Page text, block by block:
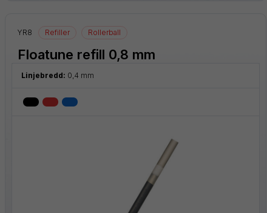
YR8 Refiller Rollerball
Floatune refill 0,8 mm
Linjebredd: 0,4 mm